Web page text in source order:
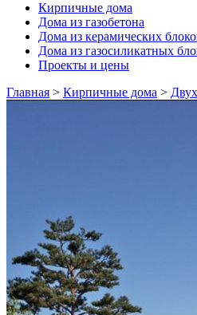
Кирпичные дома
Дома из газобетона
Дома из керамических
Дома из газосиликатных
Проекты и цены
Главная > Кирпичные дома >